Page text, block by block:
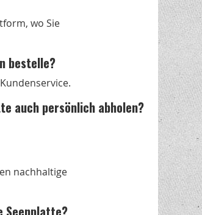
wo Sie
bestelle?
auch persönlich abholen?
nachhaltige